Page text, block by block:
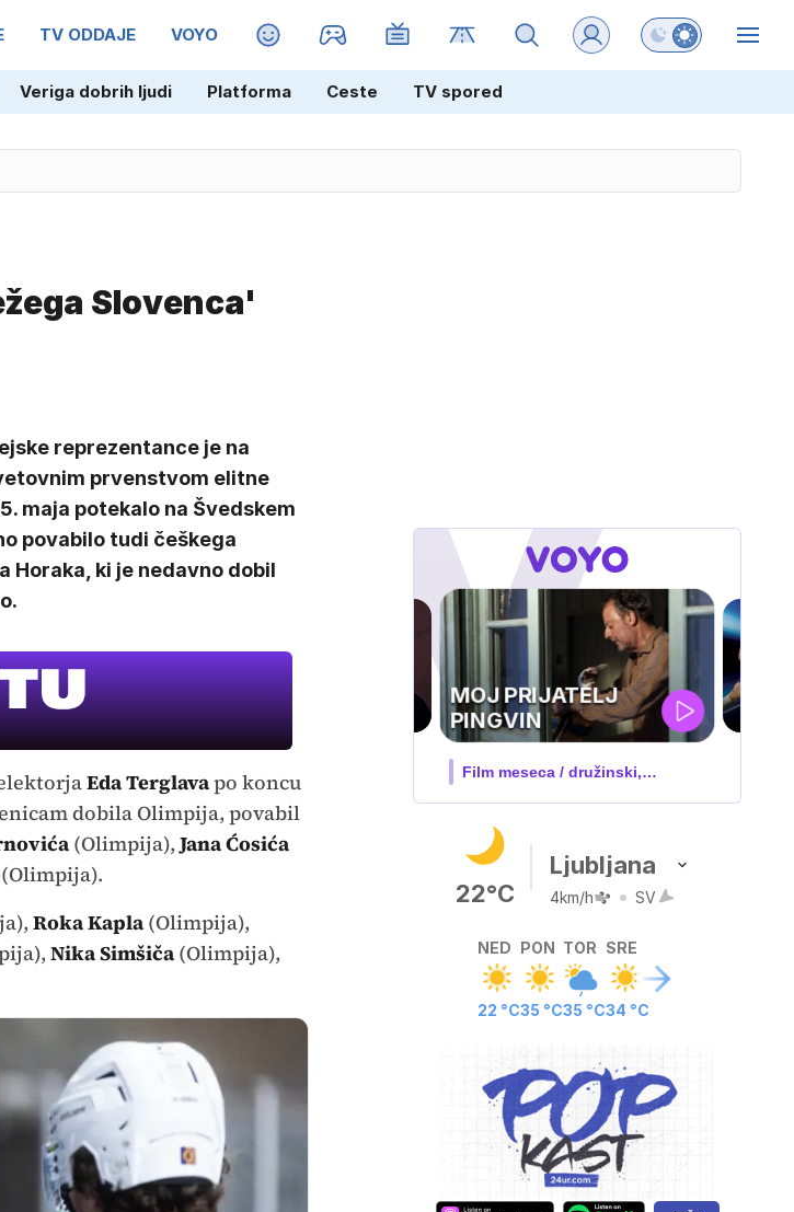
TV ODDAJE VOYO MAGAZIN Preklopi barvni
Veriga dobrih ljudi Platforma Ceste TV spored
Slovenca'
reprezentance je na
prvenstvom elitne
maja potekalo na Švedskem
povabilo tudi češkega
Horaka, ki je nedavno dobil
Eda Terglavapo koncu
dobila Olimpija, povabil
(Olimpija),Jana Ćosića
Roka Kapla(Olimpija),
Nika Simšiča(Olimpija),
UEFA
SUPERPOKAL
V živo na VOYO: sreda ob 20.30
22°C
Ljubljana
4km/h SV
NED
22 °C
PON
35 °C
TOR
35 °C
SRE
34 °C